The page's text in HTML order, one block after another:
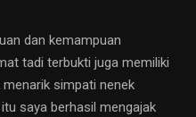
dan kemampuan
tadi terbukti juga memiliki
simpati nenek
saya berhasil mengajak